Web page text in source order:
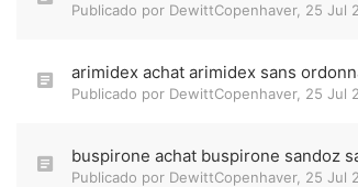
Publicado por DewittCopenhaver, 25 Jul
arimidex achat arimidex sans
Publicado por DewittCopenhaver, 25 Jul
buspirone achat buspirone sandoz
Publicado por DewittCopenhaver, 25 Jul